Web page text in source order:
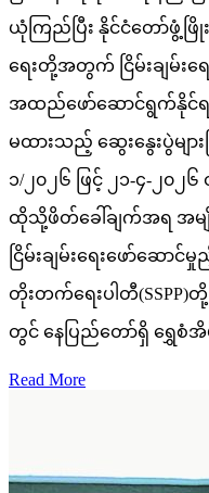
ယုံကြည်ပြီး နိုင်ငံတော်ဖွံ့ဖ
ရေးတို့အတွက် ငြိမ်းချမ်းရ
အထည်ဖော်ဆောင်ရွက်နိုင်
မထားသည့် ဆွေးနွေးပွဲမျ
၁/၂၀၂၆ ဖြင့် ၂၁-၄-၂၀
ထိုသို့ဖိတ်ခေါ်ချက်အရ အမ
ငြိမ်းချမ်းရေးဖော်ဆော
တိုးတက်ရေးပါတီ
တွင် နေပြည်တော်ရှိ ရွှေ
Read More